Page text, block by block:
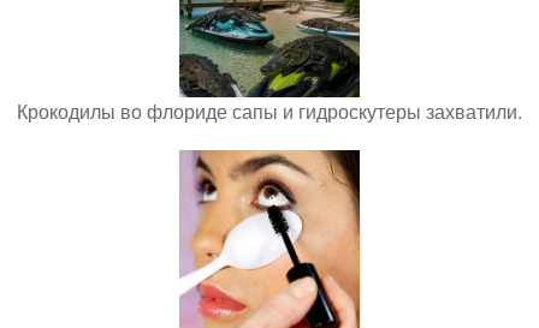
Крокодилы во флориде сапы и гидроскутеры захватили.